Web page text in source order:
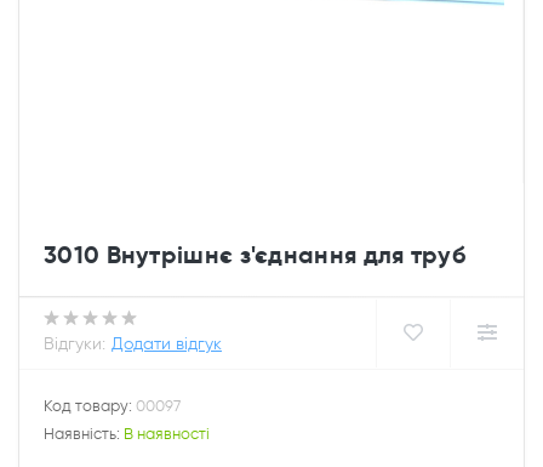
3010 Внутрішнє з'єднання для труб
Відгуки: Додати відгук
Код товару: 00097
Наявність: В наявності